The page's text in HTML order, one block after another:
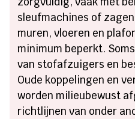
sleufmachines of
muren, vloeren en
minimum beperkt.
van stofafzuigers en
Oude koppelingen en
worden milieubewust
richtlijnen van onder